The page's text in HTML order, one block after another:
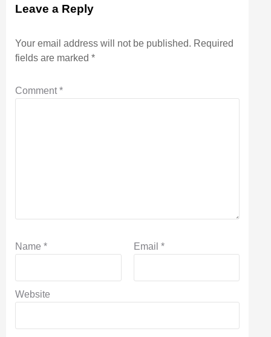
Leave a Reply
Your email address will not be published. Required
fields are marked *
Comment*
Name * Email *
Website